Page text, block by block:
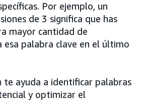
Por ejemplo, un
de 3 significa que has
mayor cantidad de
esa palabra clave en el último
te ayuda a identificar palabras
y optimizar el